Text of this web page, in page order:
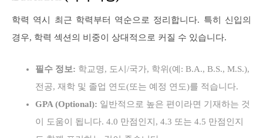
학력 역시 최근 학력부터 역순으로 정리합니다. 특히 신입의
경우, 학력 섹션의 비중이 상대적으로 커질 수 있습니다.
필수 정보: 학교명, 도시/국가, 학위(예: B.A., B.S., M.S.),
전공, 재학 및 졸업 연도(또는 예정 연도)를 적습니다.
GPA (Optional): 일반적으로 높은 편이라면 기재하는 것
이 도움이 됩니다. 4.0 만점인지, 4.3 또는 4.5 만점인지